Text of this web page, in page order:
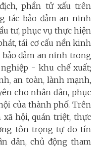
phần tử xấu trên
tác bảo đảm an ninh
tư, phục vụ thực hiện
tái cơ cấu nền kinh
bảo đảm an ninh trong
- khu chế xuất;
an toàn, lành mạnh,
cho nhân dân, phục
của thành phố. Trên
hội, quán triệt, thực
tôn trọng tự do tín
dân, chủ động tham